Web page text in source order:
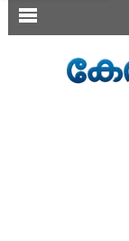
SECTIONS